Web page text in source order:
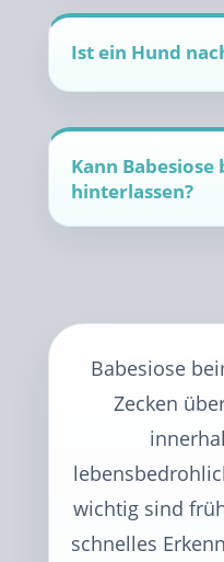
Ist ein Hund
Kann Babesiose
hinterlassen?
Babesiose
Zecken
wichtig sind
schnelles